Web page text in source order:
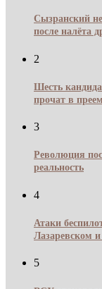
Сызранский
после налёта
2
Шесть
прочат в
3
Революция
реальность
4
Атаки
Лазаревском и
5